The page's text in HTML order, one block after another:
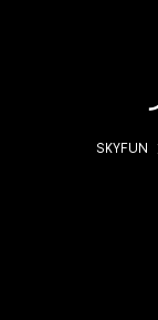
SKYFUN